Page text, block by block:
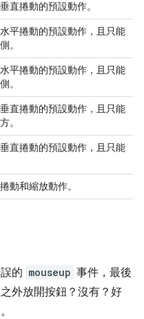
直捲動的預設動作。
平捲動的預設動作，且只能
。
平捲動的預設動作，且只能
。
直捲動的預設動作，且只能
。
直捲動的預設動作，且只能
動和縮放動作。
的 mouseup 事件，最後
外放開按鈕？沒有？好